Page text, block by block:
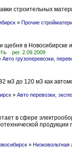
строительных
» Прочие
щебня в Новосибирске
рег. 2.09.2009
Авто грузоперевозки,
м3 до 120 м3 как
» Авто перевозки,
в сфере
продукции
» Низковольтная